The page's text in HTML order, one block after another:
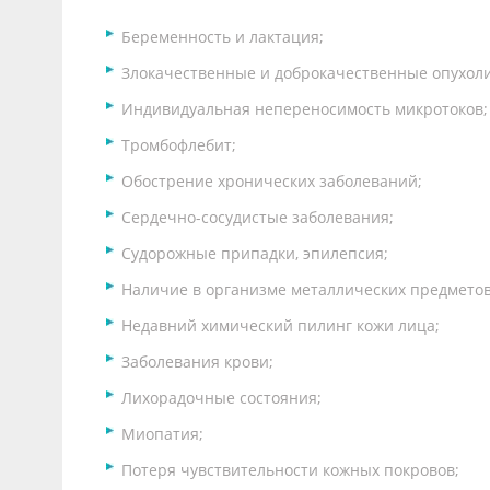
Беременность и лактация;
Злокачественные и доброкачественные
Индивидуальная непереносимость микротоков;
Тромбофлебит;
Обострение хронических заболеваний;
Сердечно-сосудистые заболевания;
Судорожные припадки, эпилепсия;
Наличие в организме металлических
Недавний химический пилинг кожи лица;
Заболевания крови;
Лихорадочные состояния;
Миопатия;
Потеря чувствительности кожных покровов;